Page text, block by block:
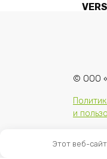
© ООО
и
Этот веб-